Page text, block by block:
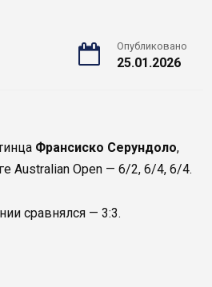
Опубликовано
25.01.2026
Франсиско Серундоло,
Australian Open — 6/2, 6/4, 6/4.
сравнялся — 3:3.